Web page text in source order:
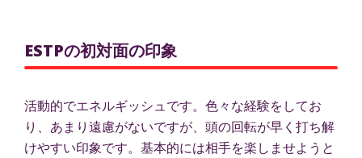
ESTPの初対面の印象
活動的でエネルギッシュです。色々な経験をしてお
り、あまり遠慮がないですが、頭の回転が早く打ち解
けやすい印象です。基本的には相手を楽しませようと